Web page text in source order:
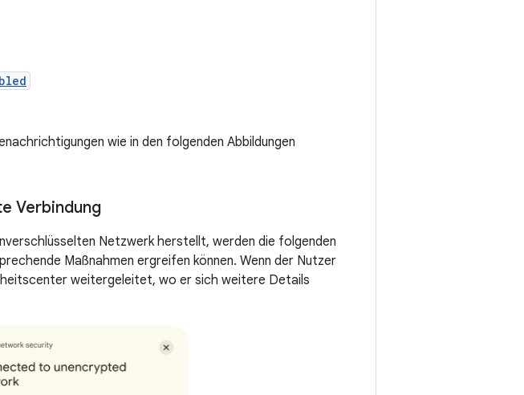
wie in den folgenden Abbildungen
Verbindung
Netzwerk herstellt, werden die folgenden
Maßnahmen ergreifen können. Wenn der Nutzer
weitergeleitet, wo er sich weitere Details